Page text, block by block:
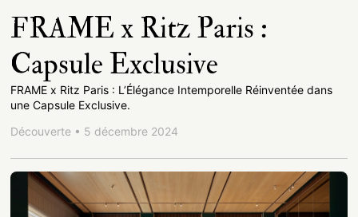
FRAME x Ritz Paris :
Capsule Exclusive
FRAME x Ritz Paris : L’Élégance Intemporelle Réinventée dans
une Capsule Exclusive.
Découverte • 5 décembre 2024